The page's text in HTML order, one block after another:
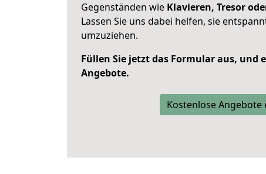
Gegenständen wie Klavieren, Tresor
Lassen Sie uns dabei helfen, sie
umzuziehen.
Füllen Sie jetzt das Formular aus, und
Angebote.
Kostenlose Angebote